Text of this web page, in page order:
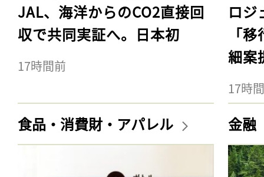
JAL、海洋からのCO2直接回
収で共同実証へ。日本初
17時間前
ロジ
「
細案
17時
食品・消費財・アパレル 金融